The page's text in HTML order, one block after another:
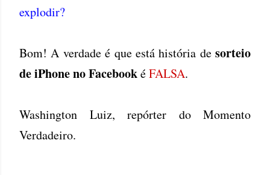
explodir?
Bom! A verdade é que está história desorteio
de iPhone no FacebookéFALSA.
Washington Luiz, repórter do Momento
Verdadeiro.